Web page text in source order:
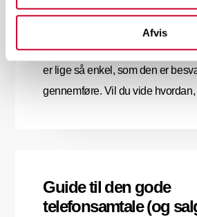
Afvis
Få kunden, aldrig kun
Vejen til at få kunderne til at
er lige så enkel, som den er
gennemføre. Vil du vide
Guide til den gode
telefonsamtale (og